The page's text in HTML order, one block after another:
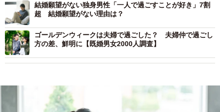
結婚願望がない独身男性「一人で過ごすことが好き」7割
超 結婚願望がない理由は？
ゴールデンウィークは夫婦で過ごした？ 夫婦仲で過ごし
方の差、鮮明に【既婚男女2000人調査】